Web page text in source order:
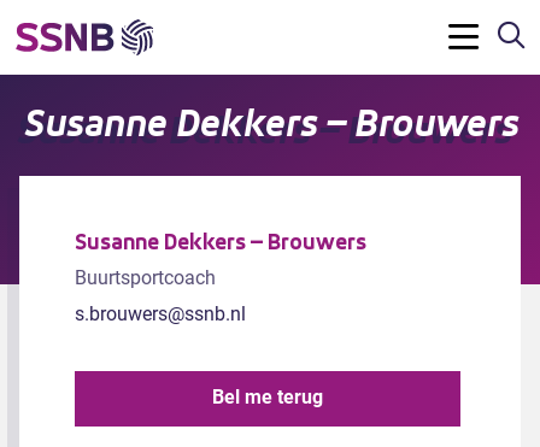
Susanne Dekkers – Brouwers
Susanne Dekkers – Brouwers
Buurtsportcoach
s.brouwers@ssnb.nl
Bel me terug